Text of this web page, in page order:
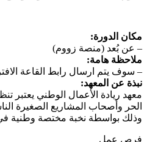
مكان الدورة:
– عن بُعد (منصة زووم)
ملاحظة هامة:
– سوف يتم ارسال رابط القاعة
نبذة عن المعهد:
معهد ريادة الأعمال الوطني
الحر وأصحاب المشاريع الصغيرة
وذلك بواسطة نخبة مختصة وطنية في
فرص عمل